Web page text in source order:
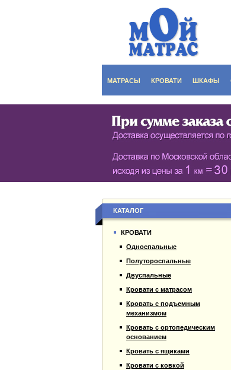
МАТРАСЫ КРОВАТИ ШКАФЫ
СЕРИЯ
БУФЕТЫ
КАТАЛОГ
КРОВАТИ
Односпальные
Полутороспальные
Двуспальные
Кровати с матрасом
Кровать с подъемным
механизмом
Кровать с ортопедическим
основанием
Кровать с ящиками
Кровати с ковкой
Гарантии
Оплата и доставка
Прайс-лист
Контакты